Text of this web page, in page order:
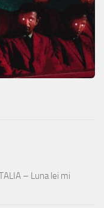
– Luna lei mi